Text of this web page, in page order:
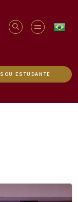
SOU ESTUDANTE